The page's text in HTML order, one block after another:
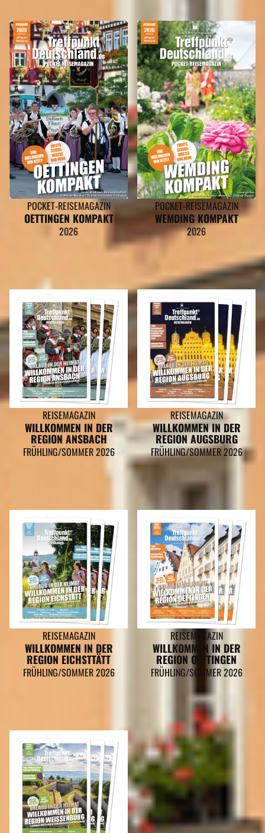
POCKET-REISEMAGAZIN
OETTINGEN KOMPAKT
2026
POCKET-REISEMAGAZIN
WEMDING KOMPAKT
2026
REISEMAGAZIN
WILLKOMMEN IN DER
REGION ANSBACH
FRÜHLING/SOMMER 2026
REISEMAGAZIN
WILLKOMMEN IN DER
REGION AUGSBURG
FRÜHLING/SOMMER 2026
REISEMAGAZIN
WILLKOMMEN IN DER
REGION EICHSTTÄTT
FRÜHLING/SOMMER 2026
REISEMAGAZIN
WILLKOMMEN IN DER
REGION OETTINGEN
FRÜHLING/SOMMER 2026